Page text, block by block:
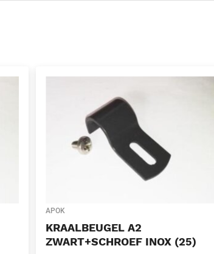
APOK
KRAALBEUGEL A2
ZWART+SCHROEF INOX (25)